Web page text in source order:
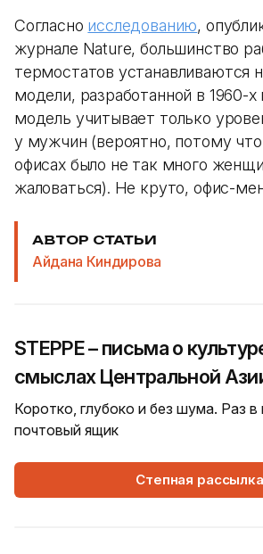
Согласно исследованию,
журнале Nature, большинство
термостатов устанавливаются
модели, разработанной в 1960-х
модель учитывает только
у мужчин (вероятно, потому
офисах было не так много
жаловаться). Не круто, офис-
АВТОР СТАТЬИ
Айдана Киндирова
STEPPE – письма о
смыслах Центральной
Коротко, глубоко и без шума. Раз
почтовый ящик
Степная рассылка